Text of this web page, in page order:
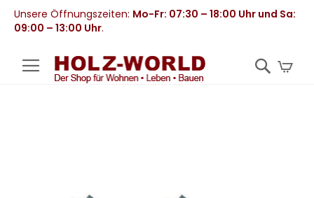
Unsere Öffnungszeiten: Mo-Fr: 07:30 – 18:00 Uhr und Sa:
09:00 – 13:00 Uhr.